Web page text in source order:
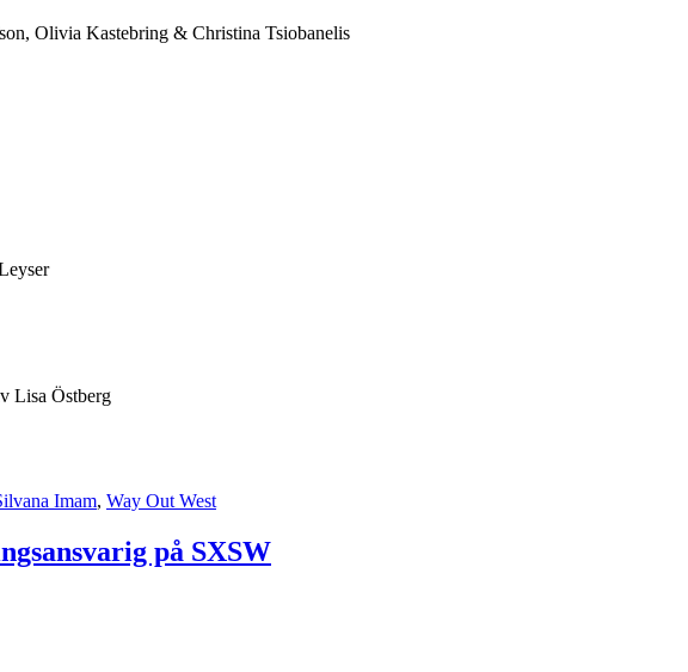
Olivia Kastebring & Christina Tsiobanelis
Lisa Östberg
Imam, Way Out West
på SXSW